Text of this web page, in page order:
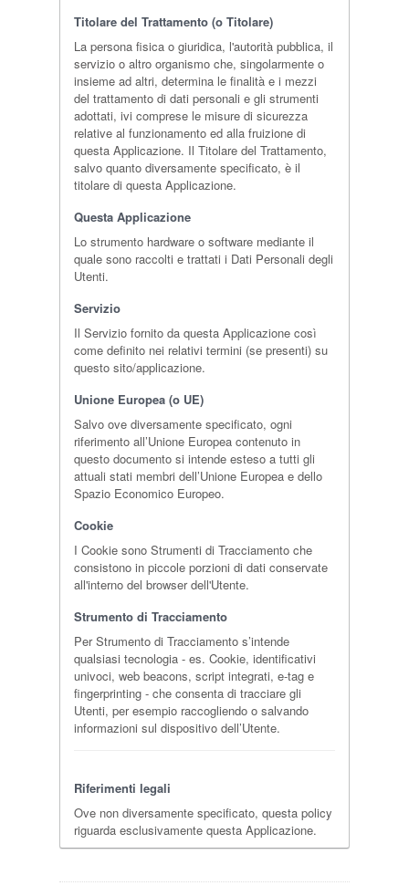
Titolare del Trattamento (o Titolare)
La persona fisica o giuridica, l'autorità pubblica, il
servizio o altro organismo che, singolarmente o
insieme ad altri, determina le finalità e i mezzi
del trattamento di dati personali e gli strumenti
adottati, ivi comprese le misure di sicurezza
relative al funzionamento ed alla fruizione di
questa Applicazione. Il Titolare del Trattamento,
salvo quanto diversamente specificato, è il
titolare di questa Applicazione.
Questa Applicazione
Lo strumento hardware o software mediante il
quale sono raccolti e trattati i Dati Personali degli
Utenti.
Servizio
Il Servizio fornito da questa Applicazione così
come definito nei relativi termini (se presenti) su
questo sito/applicazione.
Unione Europea (o UE)
Salvo ove diversamente specificato, ogni
riferimento all’Unione Europea contenuto in
questo documento si intende esteso a tutti gli
attuali stati membri dell’Unione Europea e dello
Spazio Economico Europeo.
Cookie
I Cookie sono Strumenti di Tracciamento che
consistono in piccole porzioni di dati conservate
all'interno del browser dell'Utente.
Strumento di Tracciamento
Per Strumento di Tracciamento s’intende
qualsiasi tecnologia - es. Cookie, identificativi
univoci, web beacons, script integrati, e-tag e
fingerprinting - che consenta di tracciare gli
Utenti, per esempio raccogliendo o salvando
informazioni sul dispositivo dell’Utente.
Riferimenti legali
Ove non diversamente specificato, questa policy
riguarda esclusivamente questa Applicazione.